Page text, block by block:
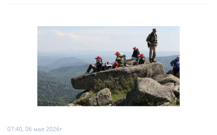
07:40, 06 мая 2026г